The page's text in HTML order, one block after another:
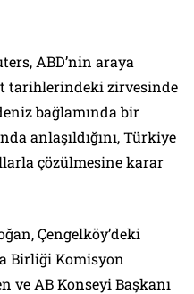
ABD’nin araya
tarihlerindeki zirvesinde
bağlamında bir
anlaşıldığını, Türkiye
çözülmesine karar
Çengelköy’deki
Birliği Komisyon
ve AB Konseyi Başkanı